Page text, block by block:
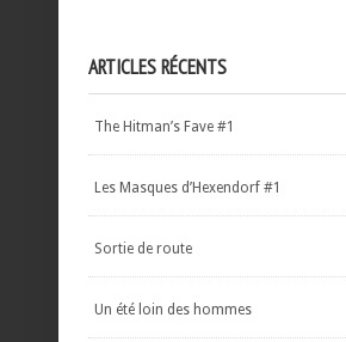
ARTICLES RÉCENTS
The Hitman’s Fave #1
Les Masques d’Hexendorf #1
Sortie de route
Un été loin des hommes